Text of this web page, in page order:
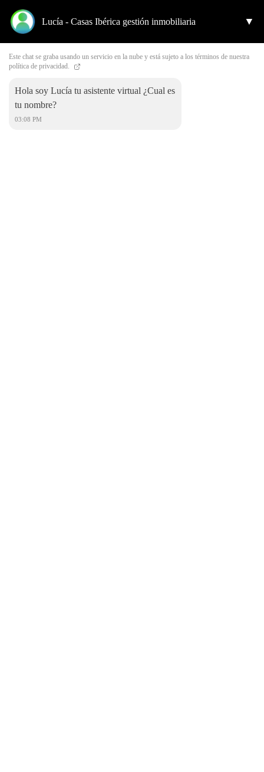
Lucía - Casas Ibérica gestión inmobiliaria ▼
Este chat se graba usando un servicio en la nube y está sujeto a los términos de nuestra
política de privacidad.
Hola soy Lucía tu asistente virtual ¿Cual es
tu nombre?
03:08 PM